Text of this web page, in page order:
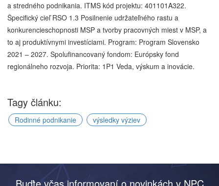
a stredného podnikania. ITMS kód projektu: 401101A322.
Špecifický cieľ RSO 1.3 Posilnenie udržateľného rastu a
konkurencieschopnosti MSP a tvorby pracovných miest v MSP, a
to aj produktívnymi investíciami. Program: Program Slovensko
2021 – 2027. Spolufinancovaný fondom: Európsky fond
regionálneho rozvoja. Priorita: 1P1 Veda, výskum a inovácie.
Tagy článku:
Rodinné podnikanie výsledky výziev